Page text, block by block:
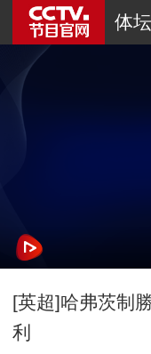
体
[英超]哈弗茨制
利